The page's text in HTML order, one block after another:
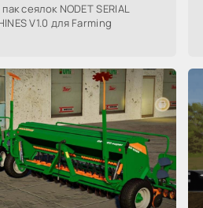
сеялок NODET SERIAL
V1.0 для Farming